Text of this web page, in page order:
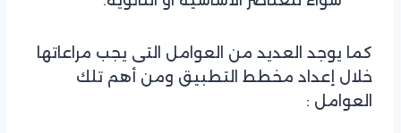
كما يوجد العديد من العوامل التى يجب مراعاتها
خلال إعداد مخطط التطبيق ومن أهم تلك
العوامل :